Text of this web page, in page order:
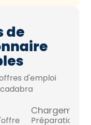
de
d'emploi
Chargement
Préparation